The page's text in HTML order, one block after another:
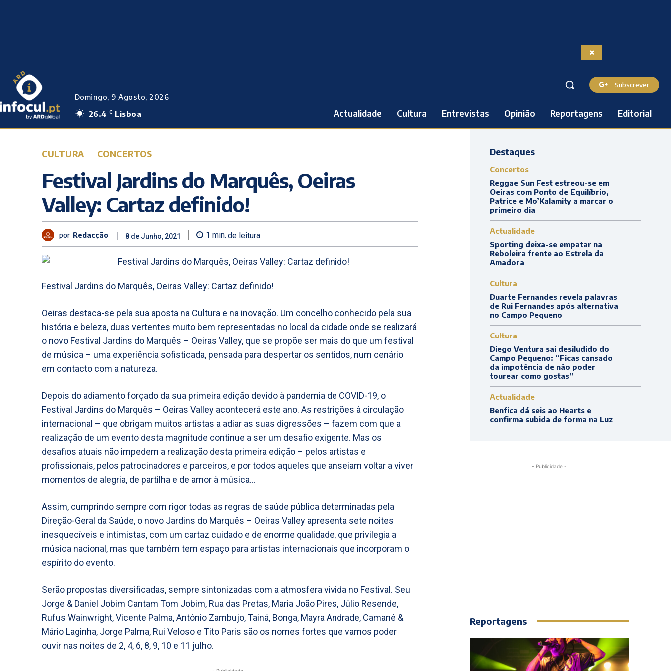
Domingo, 9 Agosto, 2026
26.4 C Lisboa
Subscrever
Actualidade Cultura Entrevistas Opinião Reportagens Editorial
CULTURA CONCERTOS
Festival Jardins do Marquês, Oeiras
Valley: Cartaz definido!
por Redacção 8 de Junho, 2021 1 min. de leitura
Festival Jardins do Marquês, Oeiras Valley: Cartaz definido!
Oeiras destaca-se pela sua aposta na Cultura e na inovação. Um concelho conhecido pela sua
história e beleza, duas vertentes muito bem representadas no local da cidade onde se realizará
o novo Festival Jardins do Marquês – Oeiras Valley, que se propõe ser mais do que um festival
de música – uma experiência sofisticada, pensada para despertar os sentidos, num cenário
em contacto com a natureza.
Depois do adiamento forçado da sua primeira edição devido à pandemia de COVID-19, o
Festival Jardins do Marquês – Oeiras Valley acontecerá este ano. As restrições à circulação
internacional – que obrigam muitos artistas a adiar as suas digressões – fazem com que a
realização de um evento desta magnitude continue a ser um desafio exigente. Mas os
desafios atuais não impedem a realização desta primeira edição – pelos artistas e
profissionais, pelos patrocinadores e parceiros, e por todos aqueles que anseiam voltar a viver
momentos de alegria, de partilha e de amor à música…
Assim, cumprindo sempre com rigor todas as regras de saúde pública determinadas pela
Direção-Geral da Saúde, o novo Jardins do Marquês – Oeiras Valley apresenta sete noites
inesquecíveis e intimistas, com um cartaz cuidado e de enorme qualidade, que privilegia a
música nacional, mas que também tem espaço para artistas internacionais que incorporam o
espírito do evento.
Serão propostas diversificadas, sempre sintonizadas com a atmosfera vivida no Festival. Seu
Jorge & Daniel Jobim Cantam Tom Jobim, Rua das Pretas, Maria João Pires, Júlio Resende,
Rufus Wainwright, Vicente Palma, António Zambujo, Tainá, Bonga, Mayra Andrade, Camané &
Mário Laginha, Jorge Palma, Rui Veloso e Tito Paris são os nomes fortes que vamos poder
ouvir nas noites de 2, 4, 6, 8, 9, 10 e 11 julho.
Destaques
Concertos
Reggae Sun Fest estreou-se em
Oeiras com Ponto de Equilíbrio,
Patrice e Mo’Kalamity a marcar o
primeiro dia
Actualidade
Sporting deixa-se empatar na
Reboleira frente ao Estrela da
Amadora
Cultura
Duarte Fernandes revela palavras
de Rui Fernandes após alternativa
no Campo Pequeno
Cultura
Diego Ventura sai desiludido do
Campo Pequeno: “Ficas cansado
da impotência de não poder
tourear como gostas”
Actualidade
Benfica dá seis ao Hearts e
confirma subida de forma na Luz
- Publicidade -
Reportagens